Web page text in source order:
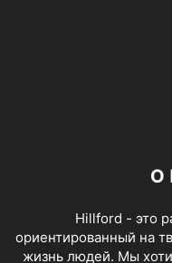
О
Hillford - это
ориентированный на
жизнь людей. Мы